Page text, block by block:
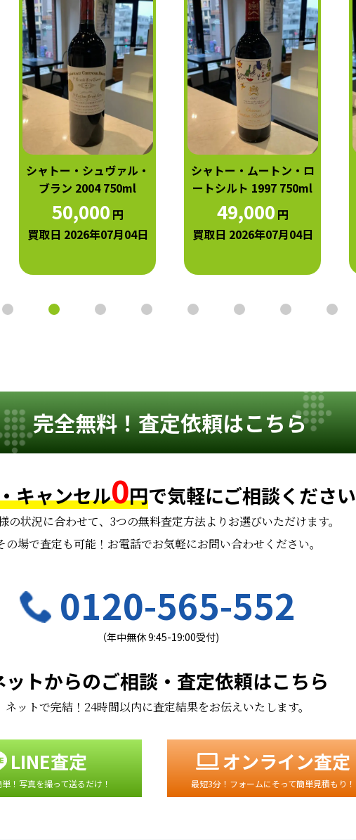
シャトー・シュヴァル・
ブラン 2004 750ml
50,000 円
買取日 2026年07月04日
シャトー・ムートン・ロ
ートシルト 1997 750ml
49,000 円
買取日 2026年07月04日
完全無料！査定依頼はこちら
キャンセル0円で気軽にご相談ください
の状況に合わせて、 3つの無料査定方法よりお選びいただけます。
の場で査定も可能！お電話でお気軽にお問い合わせください。
0120-565-552
（年中無休 9:45-19:00受付)
ットからのご相談・査定依頼はこちら
ネットで完結！24時間以内に査定結果をお伝えいたします。
LINE査定
！写真を撮って送るだけ！
オンライン査定
最短3分！フォームにそって簡単見積もり！